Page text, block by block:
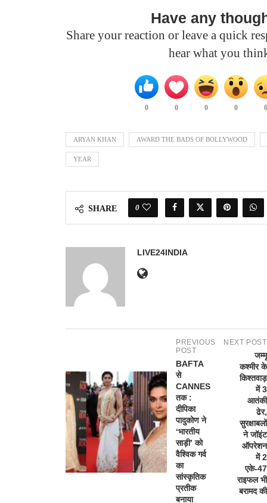
Have any
Share your reaction or leave a quick
hear what you
0 0 0 0
ARYAN KHAN AWARD THE BADS OF BOLLYWOOD
YEAR
SHARE 0
LIVE24INDIA
PREVIOUS
POST
BAFTA
से
CANNES
तक :
दीपिका
पादुकोण ने
‘भारतीय
साड़ी’ को
वैश्विक गर्व
का
सांस्कृतिक
प्रतीक
बनाया
NEXT POST
जम्मू
कश्मीर के
किश्तवाड़
में 3
आतंकी
ढेर,
सुरक्षाबलों
ने जॉइंट
ऑपरेशन
में 2
एके-47
राइफल भी
बरामद की